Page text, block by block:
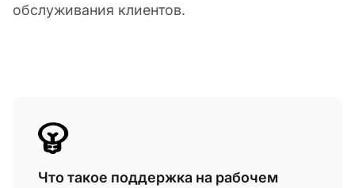
обслуживания клиентов.
Что такое поддержка на рабочем